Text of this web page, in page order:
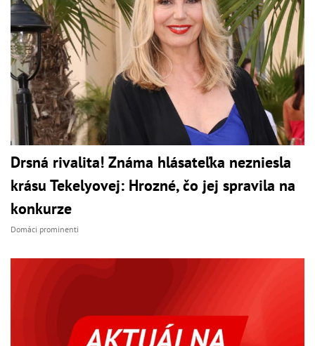
Drsná rivalita! Známa hlásateľka nezniesla
krásu Tekelyovej: Hrozné, čo jej spravila na
konkurze
Domáci prominenti